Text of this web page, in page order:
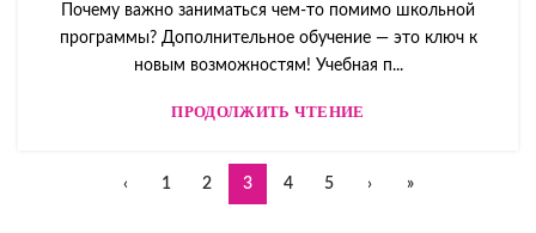
Почему важно заниматься чем-то помимо школьной
программы? Дополнительное обучение — это ключ к
новым возможностям! Учебная п...
ПРОДОЛЖИТЬ ЧТЕНИЕ
‹ 1 2 3 4 5 › »